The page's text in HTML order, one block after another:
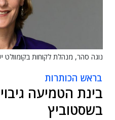
נוגה סהר, מנהלת לקוחות בקומוולט
בראש הכותרות
בינת הטמיעה
בשסטוביץ